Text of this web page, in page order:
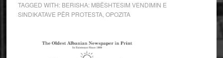
TAGGED WITH: BERISHA: MBËSHTESIM VENDIMIN E
SINDIKATAVE PËR PROTESTA, OPOZITA